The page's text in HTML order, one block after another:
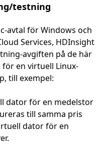
testning
avtal för Windows och
Services, HDInsight
avgiften på de här
en virtuell Linux-
till exempel:
dator för en medelstor
till samma pris
dator för en